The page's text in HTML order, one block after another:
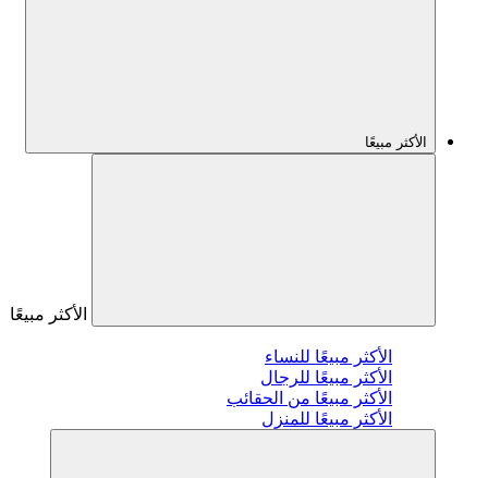
الأكثر مبيعًا
الأكثر مبيعًا
الأكثر مبيعًا للنساء
الأكثر مبيعًا للرجال
الأكثر مبيعًا من الحقائب
الأكثر مبيعًا للمنزل